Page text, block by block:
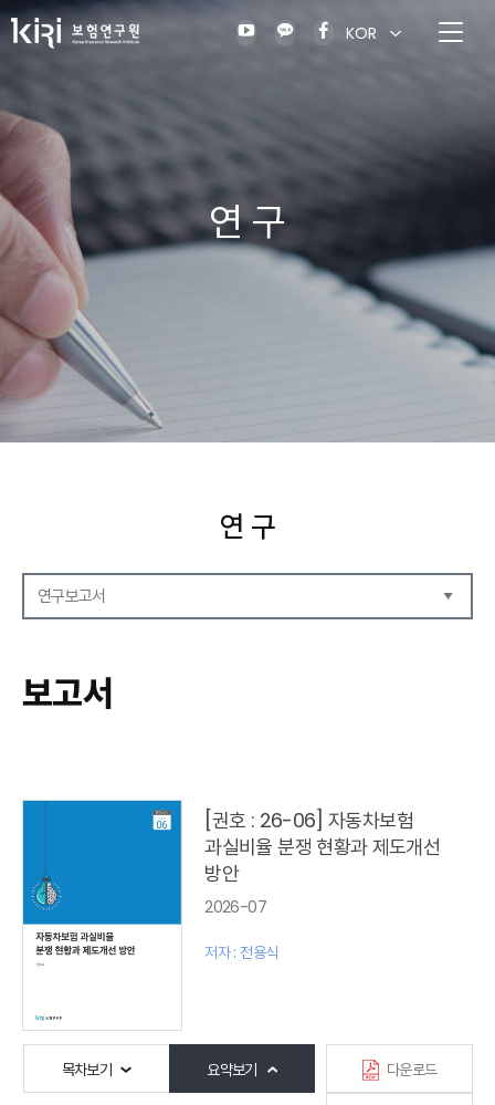
KOR
연 구
연 구
연구보고서
CEO Brief
영상자료
보고서
[권호 : 26-06] 자동차보험
과실비율 분쟁 현황과 제도개선
방안
2026-07
저자 : 전용식
목차보기 요약보기 다운로드